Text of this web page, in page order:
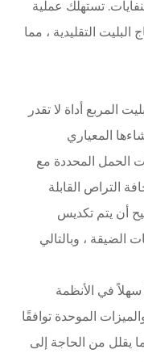
تستهلك عملية
التقليدية ، مما
المربع أداة لا تقدر
المعياري
الحمل المحددة مع
التراص القابلة
أن يتم تكديس
الضيقة ، وبالتالي
في الأنظمة
الموحدة توافقًا
يقلل من الحاجة إلى